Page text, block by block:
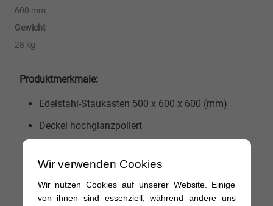
600 mm
Gewicht
28 kg
Produktmerkmale:
Edelstahl-Staukasten 500 x 600 x 600 (mm)
Deckel hochglanzpoliert
Materialstärke Kastenkörper und Deckel 1,5mm
Wir verwenden Cookies
Wir nutzen Cookies auf unserer Website. Einige
von ihnen sind essenziell, während andere uns